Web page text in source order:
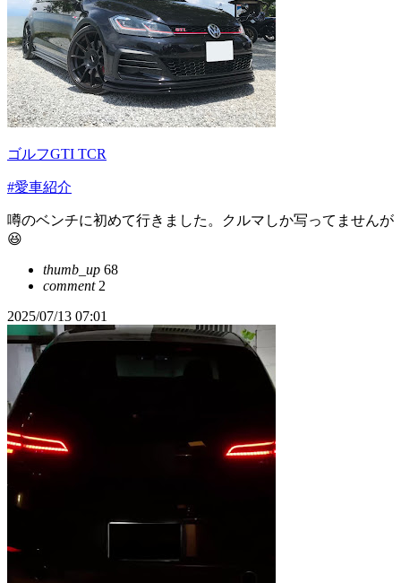
ゴルフGTI TCR
#愛車紹介
噂のベンチに初めて行きました。クルマしか写ってませんが
😆
thumb_up 68
comment2
2025/07/13 07:01